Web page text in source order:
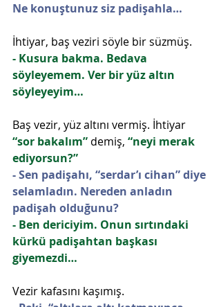
Ne konuştunuz siz padişahla…
İhtiyar, baş veziri söyle bir süzmüş.
- Kusura bakma. Bedava
söyleyemem. Ver bir yüz altın
söyleyeyim…
Baş vezir, yüz altını vermiş. İhtiyar
“sor bakalım” demiş, “neyi merak
ediyorsun?”
- Sen padişahı, “serdar’ı cihan” diye
selamladın. Nereden anladın
padişah olduğunu?
- Ben dericiyim. Onun sırtındaki
kürkü padişahtan başkası
giyemezdi…
Vezir kafasını kaşımış.